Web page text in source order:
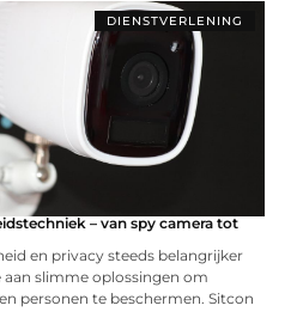
DIENSTVERLENING
– van spy camera tot
en privacy steeds belangrijker
slimme oplossingen om
personen te beschermen. Sitcon